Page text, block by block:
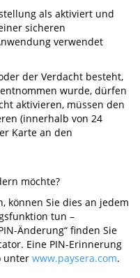
als aktiviert und
sicheren
verwendet
der Verdacht besteht,
wurde, dürfen
aktivieren, müssen den
(innerhalb von 24
Karte an den
möchte?
können Sie dies an jedem
tun –
Änderung“ finden Sie
Eine PIN-Erinnerung
unter www.paysera.com.